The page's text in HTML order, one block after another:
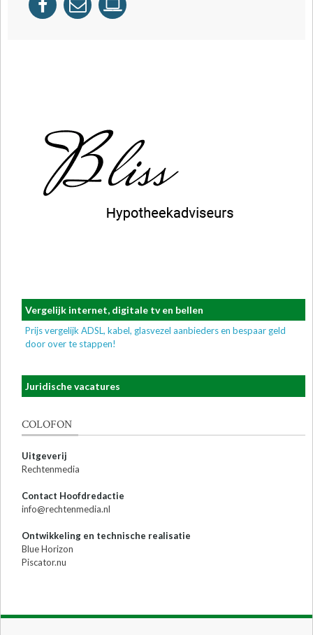
Vergelijk internet, digitale tv en bellen
Prijs vergelijk ADSL, kabel, glasvezel aanbieders en bespaar geld
door over te stappen!
Juridische vacatures
COLOFON
Uitgeverij
Rechtenmedia
Contact Hoofdredactie
info@rechtenmedia.nl
Ontwikkeling en technische realisatie
Blue Horizon
Piscator.nu